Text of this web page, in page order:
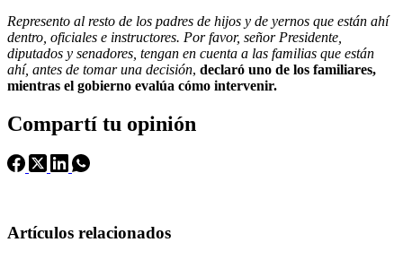
Represento al resto de los padres de hijos y de yernos que están ahí
dentro, oficiales e instructores. Por favor, señor Presidente,
diputados y senadores, tengan en cuenta a las familias que están
ahí, antes de tomar una decisión, declaró uno de los familiares,
mientras el gobierno evalúa cómo intervenir.
Compartí tu opinión
Artículos relacionados